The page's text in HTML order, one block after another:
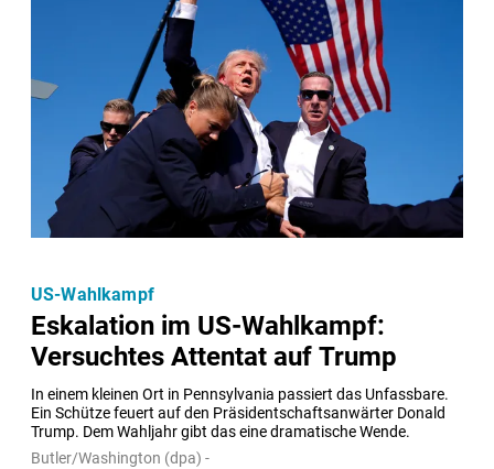
Eskalation im US-Wahlkampf:
Versuchtes Attentat auf Trump
In einem kleinen Ort in Pennsylvania passiert das Unfassbare.
Ein Schütze feuert auf den Präsidentschaftsanwärter Donald
Trump. Dem Wahljahr gibt das eine dramatische Wende.
US-Wahlkampf
Butler/Washington (dpa) -